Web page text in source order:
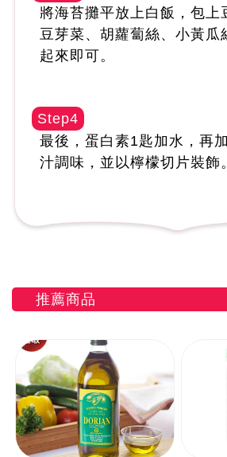
將海苔攤平放上白飯，包上
豆芽菜、胡蘿蔔絲、小黃瓜
起來即可。
Step4
最後，蛋白素1匙加水，再
汁調味，並以檸檬切片裝飾。
推薦商品